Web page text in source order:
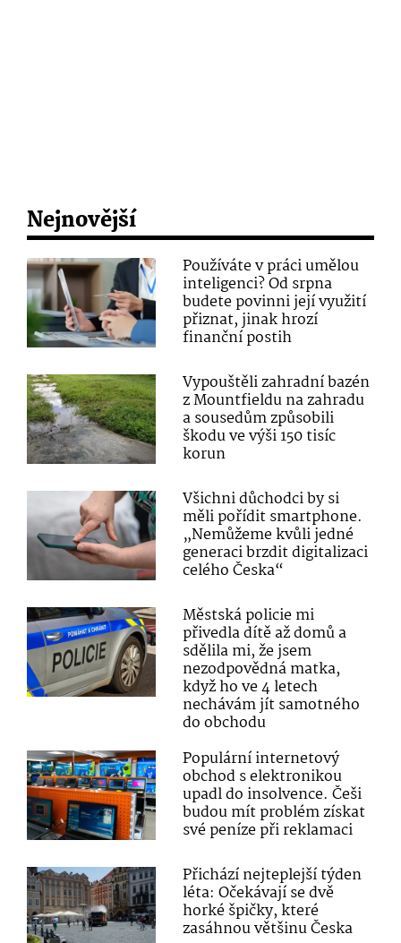
Nejnovější
Používáte v práci umělou
inteligenci? Od srpna
budete povinni její využití
přiznat, jinak hrozí
finanční postih
Vypouštěli zahradní bazén
z Mountfieldu na zahradu
a sousedům způsobili
škodu ve výši 150 tisíc
korun
Všichni důchodci by si
měli pořídit smartphone.
„Nemůžeme kvůli jedné
generaci brzdit digitalizaci
celého Česka“
Městská policie mi
přivedla dítě až domů a
sdělila mi, že jsem
nezodpovědná matka,
když ho ve 4 letech
nechávám jít samotného
do obchodu
Populární internetový
obchod s elektronikou
upadl do insolvence. Češi
budou mít problém získat
své peníze při reklamaci
Přichází nejteplejší týden
léta: Očekávají se dvě
horké špičky, které
zasáhnou většinu Česka